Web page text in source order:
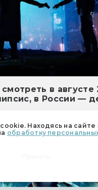
Находясь на сайте
обработку
в августе
в России —
и выживания.